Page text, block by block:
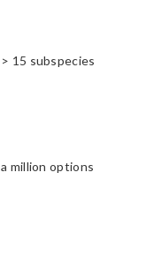
> 15 subspecies
a million options